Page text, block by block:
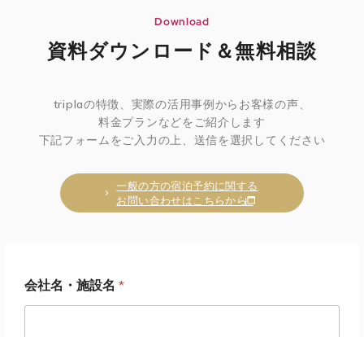
Download
資料ダウンロード＆無料相談
triplaの特徴、実際の活用事例からお客様の声、
料金プランなどをご紹介します
下記フォームをご入力の上、送信を選択してください
一般の方の宿泊予約に関する
お問い合わせはこちらから
会社名・施設名 *